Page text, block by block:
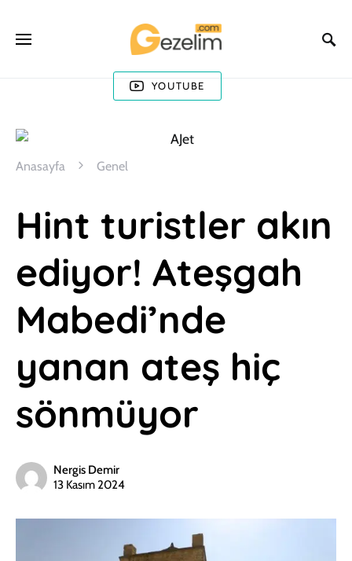
YOUTUBE
Anasayfa Genel
Hint turistler akın
ediyor! Ateşgah
Mabedi’nde
yanan ateş hiç
sönmüyor
Nergis Demir
13 Kasım 2024